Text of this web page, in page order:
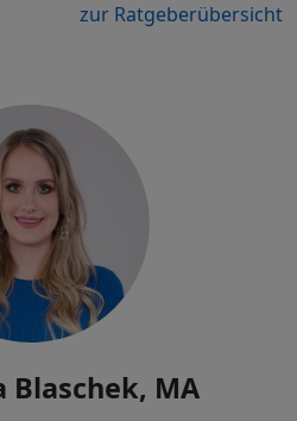
zur Ratgeberübersicht
MA